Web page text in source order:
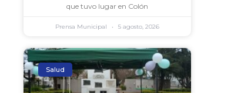
que tuvo lugar en Colón
Prensa Municipal 5 agosto, 2026
Salud